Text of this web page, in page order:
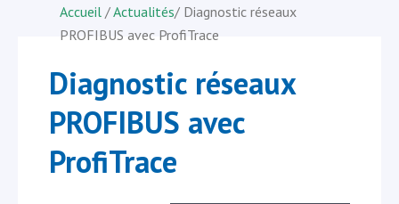
Accueil /Actualités/ Diagnostic réseaux
PROFIBUS avec ProfiTrace
Diagnostic réseaux
PROFIBUS avec
ProfiTrace